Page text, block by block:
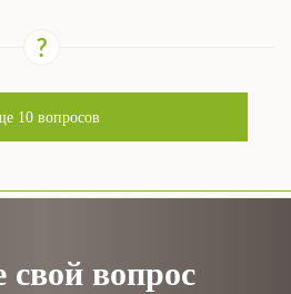
10 вопросов
свой вопрос